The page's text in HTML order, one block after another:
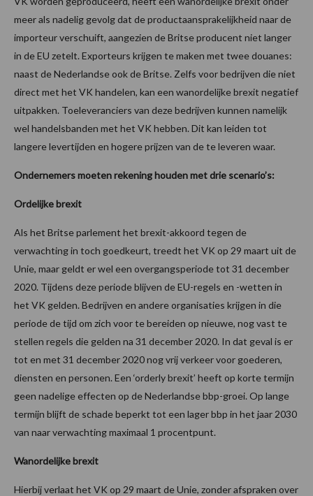
meer als nadelig gevolg dat de productaansprakelijkheid naar de
importeur verschuift, aangezien de Britse producent niet langer
in de EU zetelt. Exporteurs krijgen te maken met twee douanes:
naast de Nederlandse ook de Britse. Zelfs voor bedrijven die niet
direct met het VK handelen, kan een wanordelijke brexit negatief
uitpakken. Toeleveranciers van deze bedrijven kunnen namelijk
wel handelsbanden met het VK hebben. Dit kan leiden tot
langere levertijden en hogere prijzen van de te leveren waar.
Ondernemers moeten rekening houden met drie scenario’s:
Ordelijke brexit
Als het Britse parlement het brexit-akkoord tegen de
verwachting in toch goedkeurt, treedt het VK op 29 maart uit de
Unie, maar geldt er wel een overgangsperiode tot 31 december
2020. Tijdens deze periode blijven de EU-regels en -wetten in
het VK gelden. Bedrijven en andere organisaties krijgen in die
periode de tijd om zich voor te bereiden op nieuwe, nog vast te
stellen regels die gelden na 31 december 2020. In dat geval is er
tot en met 31 december 2020 nog vrij verkeer voor goederen,
diensten en personen. Een ‘orderly brexit’ heeft op korte termijn
geen nadelige effecten op de Nederlandse bbp-groei. Op lange
termijn blijft de schade beperkt tot een lager bbp in het jaar 2030
van naar verwachting maximaal 1 procentpunt.
Wanordelijke brexit
Hierbij verlaat het VK op 29 maart de Unie, zonder afspraken over